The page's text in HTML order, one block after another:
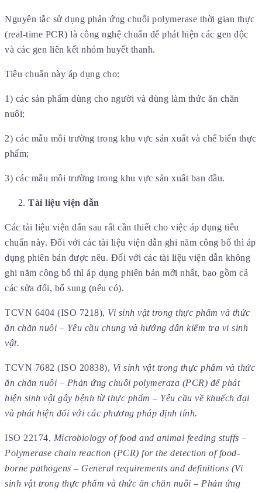
Nguyên tắc sử dụng phản ứng chuỗi polymerase thời gian thực
(real-time PCR) là công nghệ chuẩn để phát hiện các gen độc
và các gen liên kết nhóm huyết thanh.
Tiêu chuẩn này áp dụng cho:
1) các sản phẩm dùng cho người và dùng làm thức ăn chăn
nuôi;
2) các mẫu môi trường trong khu vực sản xuất và chế biến thực
phẩm;
3) các mẫu môi trường trong khu vực sản xuất ban đầu.
Tài liệu viện dẫn
Các tài liệu viện dẫn sau rất cần thiết cho việc áp dụng tiêu
chuẩn này. Đối với các tài liệu viện dẫn ghi năm công bố thì áp
dụng phiên bản được nêu. Đối với các tài liệu viện dẫn không
ghi năm công bố thì áp dụng phiên bản mới nhất, bao gồm cả
các sửa đổi, bổ sung (nếu có).
TCVN 6404 (ISO 7218), Vi sinh vật trong thực phẩm và thức
ăn chăn nuôi – Yêu cầu chung và hướng dẫn kiểm tra vi sinh
vật.
TCVN 7682 (ISO 20838), Vi sinh vật trong thực phẩm và thức
ăn chăn nuôi – Phản ứng chuỗi polymeraza (PCR) để phát
hiện sinh vật gây bệnh từ thực phẩm – Yêu cầu về khuếch đại
và phát hiện đối với các phương pháp định tính.
ISO 22174, Microbiology of food and animal feeding stuffs –
Polymerase chain reaction (PCR) for the detection of food-
borne pathogens – General requirements and definitions (Vi
sinh vật trong thực phẩm và thức ăn chăn nuôi – Phản ứng